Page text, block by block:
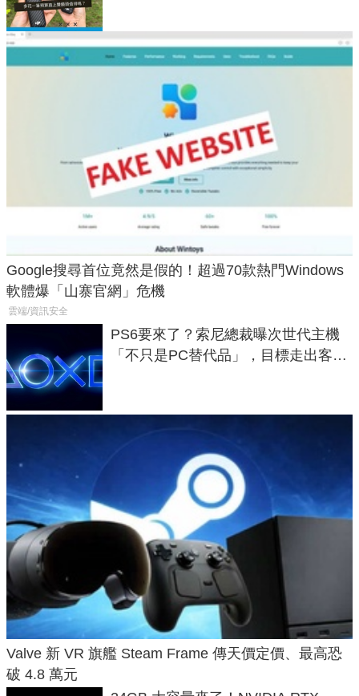
Google搜尋首位竟然是假的！超過70款熱門Windows
軟體爆「山寨官網」危機
雲端/資訊安全
PS6要來了？索尼總裁曝次世代主機
「不只是PC替代品」，目標走出客
Valve 新 VR 旗艦 Steam Frame 傳天價定價、最高恐
破 4.8 萬元